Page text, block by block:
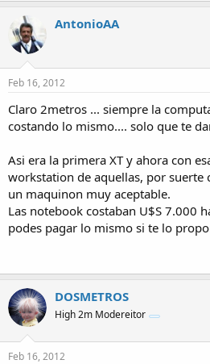
AntonioAA
Feb 16, 2012
Claro 2metros ... siempre la
costando lo mismo.... solo que te
Asi era la primera XT y ahora con
workstation de aquellas, por suerte
un maquinon muy aceptable.
Las notebook costaban U$S 7.000
podes pagar lo mismo si te lo
DOSMETROS
High 2m Modereitor
Feb 16, 2012